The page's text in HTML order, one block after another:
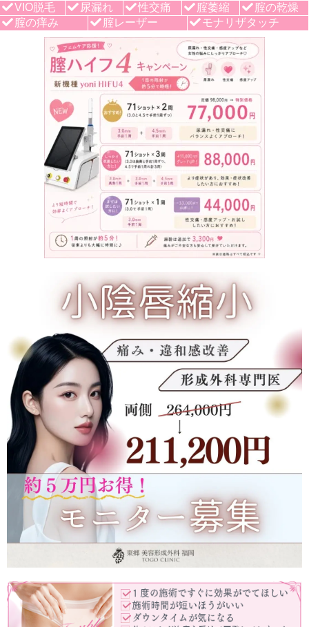
VIO脱毛 尿漏れ 性交痛 腟萎縮
腟の乾燥
腟の痒み
腟レーザー モナリザタッチ